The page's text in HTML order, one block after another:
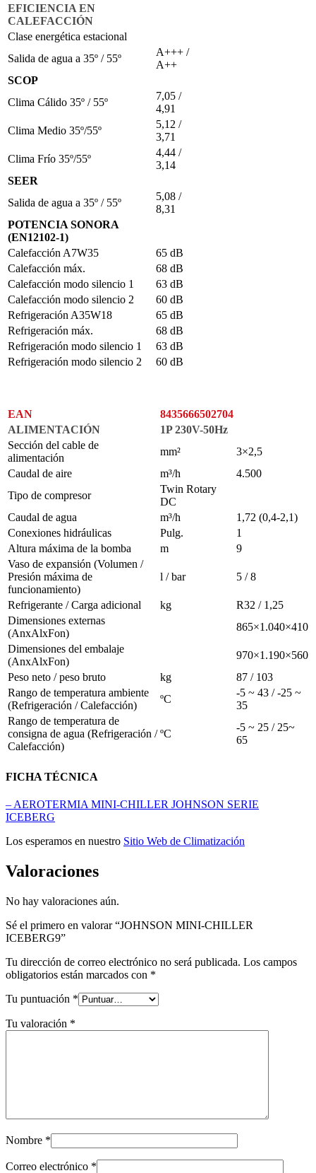
EFICIENCIA EN
CALEFACCIÓN
Clase energética estacional
Salida de agua a 35º / 55º
A+++ /
A++
SCOP
Clima Cálido 35º / 55º
7,05 /
4,91
Clima Medio 35º/55º
5,12 /
3,71
Clima Frío 35º/55º
4,44 /
3,14
SEER
Salida de agua a 35º / 55º
5,08 /
8,31
POTENCIA SONORA
(EN12102-1)
Calefacción A7W35
65 dB
Calefacción máx.
68 dB
Calefacción modo silencio 1
63 dB
Calefacción modo silencio 2
60 dB
Refrigeración A35W18
65 dB
Refrigeración máx.
68 dB
Refrigeración modo silencio 1
63 dB
Refrigeración modo silencio 2
60 dB
EAN
8435666502704
ALIMENTACIÓN
1P 230V-50Hz
Sección del cable de
alimentación
mm²
3×2,5
Caudal de aire
m³/h
4.500
Tipo de compresor
Twin Rotary
DC
Caudal de agua
m³/h
1,72 (0,4-2,1)
Conexiones hidráulicas
Pulg.
1
Altura máxima de la bomba
m
9
Vaso de expansión (Volumen /
Presión máxima de
funcionamiento)
l / bar 5 / 8
Refrigerante / Carga adicional kg
R32 / 1,25
Dimensiones externas
(AnxAlxFon)
865×1.040×410
Dimensiones del embalaje
(AnxAlxFon)
970×1.190×560
Peso neto / peso bruto
kg
87 / 103
Rango de temperatura ambiente
(Refrigeración / Calefacción)
ºC
-5 ~ 43 / -25 ~
35
Rango de temperatura de
consigna de agua (Refrigeración /
Calefacción)
ºC
-5 ~ 25 / 25~
65
FICHA TÉCNICA
– AEROTERMIA MINI-CHILLER JOHNSON SERIE
ICEBERG
Los esperamos en nuestro Sitio Web de Climatización
Valoraciones
No hay valoraciones aún.
Sé el primero en valorar “JOHNSON MINI-CHILLER
ICEBERG9”
Tu dirección de correo electrónico no será publicada. Los campos
obligatorios están marcados con *
Tu puntuación *
Tu valoración *
Nombre *
Correo electrónico *